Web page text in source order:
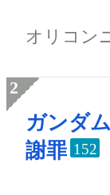
オリコン
ガンダ
謝罪 152